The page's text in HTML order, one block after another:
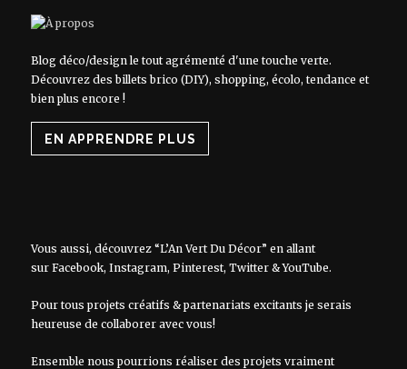
Blog déco/design le tout agrémenté d'une touche verte.
Découvrez des billets brico (DIY), shopping, écolo, tendance et
bien plus encore !
EN APPRENDRE PLUS
Vous aussi, découvrez “L’An Vert Du Décor” en allant
sur Facebook, Instagram, Pinterest, Twitter&YouTube.
Pour tous projets créatifs & partenariats excitants je serais
heureuse de collaborer avec vous!
Ensemble nous pourrions réaliser des projets vraiment